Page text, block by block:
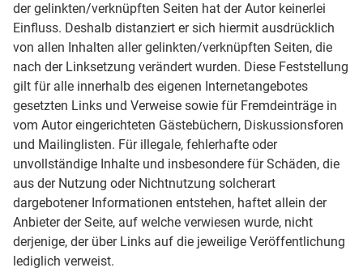
der gelinkten/verknüpften Seiten hat der Autor keinerlei
Einfluss. Deshalb distanziert er sich hiermit ausdrücklich
von allen Inhalten aller gelinkten/verknüpften Seiten, die
nach der Linksetzung verändert wurden. Diese Feststellung
gilt für alle innerhalb des eigenen Internetangebotes
gesetzten Links und Verweise sowie für Fremdeinträge in
vom Autor eingerichteten Gästebüchern, Diskussionsforen
und Mailinglisten. Für illegale, fehlerhafte oder
unvollständige Inhalte und insbesondere für Schäden, die
aus der Nutzung oder Nichtnutzung solcherart
dargebotener Informationen entstehen, haftet allein der
Anbieter der Seite, auf welche verwiesen wurde, nicht
derjenige, der über Links auf die jeweilige Veröffentlichung
lediglich verweist.